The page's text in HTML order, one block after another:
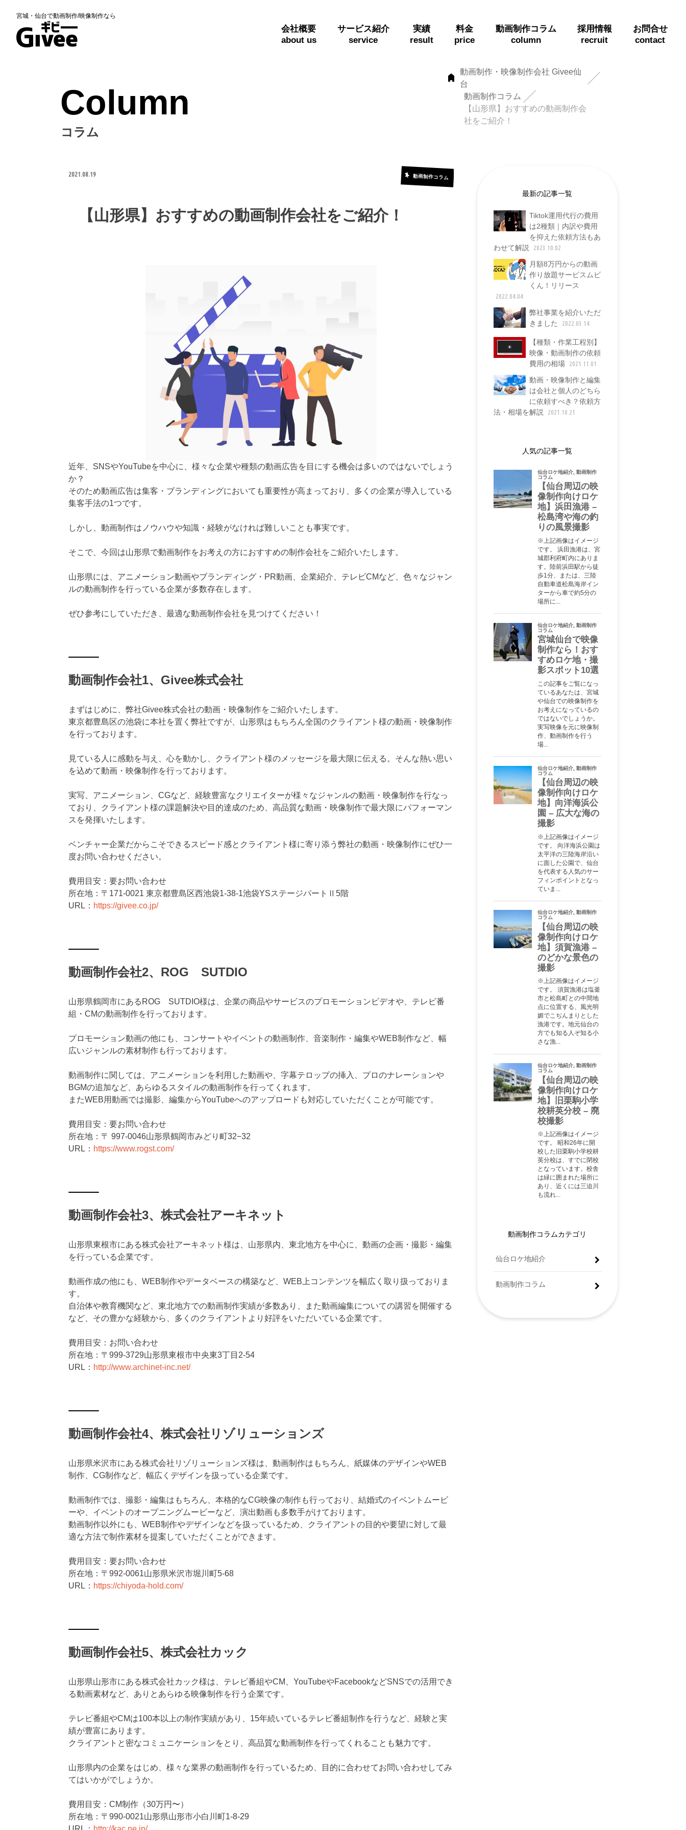
宮城・仙台で動画制作/映像制作なら
会社概要
about us
サービス紹介
service
実績
result
料金
price
動画制作コラム
column
採用情報
recruit
お問合せ
contact
Column
コラム
動画制作・映像制作会社 Givee仙
台
動画制作コラム
【山形県】おすすめの動画制作会
社をご紹介！
2021.08.19 動画制作コラム
【山形県】おすすめの動画制作会社をご紹介！
近年、SNSやYouTubeを中心に、様々な企業や種類の動画広告を目にする機会は多いのではないでしょう
か？
そのため動画広告は集客・ブランディングにおいても重要性が高まっており、多くの企業が導入している
集客手法の1つです。
しかし、動画制作はノウハウや知識・経験がなければ難しいことも事実です。
そこで、今回は山形県で動画制作をお考えの方におすすめの制作会社をご紹介いたします。
山形県には、アニメーション動画やブランディング・PR動画、企業紹介、テレビCMなど、色々なジャン
ルの動画制作を行っている企業が多数存在します。
ぜひ参考にしていただき、最適な動画制作会社を見つけてください！
動画制作会社1、Givee株式会社
まずはじめに、弊社Givee株式会社の動画・映像制作をご紹介いたします。
東京都豊島区の池袋に本社を置く弊社ですが、山形県はもちろん全国のクライアント様の動画・映像制作
を行っております。
見ている人に感動を与え、心を動かし、クライアント様のメッセージを最大限に伝える。そんな熱い思い
を込めて動画・映像制作を行っております。
実写、アニメーション、CGなど、経験豊富なクリエイターが様々なジャンルの動画・映像制作を行なっ
ており、クライアント様の課題解決や目的達成のため、高品質な動画・映像制作で最大限にパフォーマン
スを発揮いたします。
ベンチャー企業だからこそできるスピード感とクライアント様に寄り添う弊社の動画・映像制作にぜひ一
度お問い合わせください。
費用目安：要お問い合わせ
所在地：〒171-0021 東京都豊島区西池袋1-38-1池袋YSステージパートⅡ5階
URL： https://givee.co.jp/
動画制作会社2、ROG SUTDIO
山形県鶴岡市にあるROG SUTDIO様は、企業の商品やサービスのプロモーションビデオや、テレビ番
組・CMの動画制作を行っております。
プロモーション動画の他にも、コンサートやイベントの動画制作、音楽制作・編集やWEB制作など、幅
広いジャンルの素材制作も行っております。
動画制作に関しては、アニメーションを利用した動画や、字幕テロップの挿入、プロのナレーションや
BGMの追加など、あらゆるスタイルの動画制作を行ってくれます。
またWEB用動画では撮影、編集からYouTubeへのアップロードも対応していただくことが可能です。
費用目安：要お問い合わせ
所在地：〒 997-0046山形県鶴岡市みどり町32−32
URL： https://www.rogst.com/
動画制作会社3、株式会社アーキネット
山形県東根市にある株式会社アーキネット様は、山形県内、東北地方を中心に、動画の企画・撮影・編集
を行っている企業です。
動画作成の他にも、WEB制作やデータベースの構築など、WEB上コンテンツを幅広く取り扱っておりま
す。
自治体や教育機関など、東北地方での動画制作実績が多数あり、また動画編集についての講習を開催する
など、その豊かな経験から、多くのクライアントより好評をいただいている企業です。
費用目安：お問い合わせ
所在地：〒999-3729山形県東根市中央東3丁目2-54
URL： http://www.archinet-inc.net/
動画制作会社4、株式会社リゾリューションズ
山形県米沢市にある株式会社リゾリューションズ様は、動画制作はもちろん、紙媒体のデザインやWEB
制作、CG制作など、幅広くデザインを扱っている企業です。
動画制作では、撮影・編集はもちろん、本格的なCG映像の制作も行っており、結婚式のイベントムービ
ーや、イベントのオープニングムービーなど、演出動画も多数手がけております。
動画制作以外にも、WEB制作やデザインなどを扱っているため、クライアントの目的や要望に対して最
適な方法で制作素材を提案していただくことができます。
費用目安：要お問い合わせ
所在地：〒992-0061山形県米沢市堀川町5-68
URL： https://chiyoda-hold.com/
動画制作会社5、株式会社カック
山形県山形市にある株式会社カック様は、テレビ番組やCM、YouTubeやFacebookなどSNSでの活用でき
る動画素材など、ありとあらゆる映像制作を行う企業です。
テレビ番組やCMは100本以上の制作実績があり、15年続いているテレビ番組制作を行うなど、経験と実
績が豊富にあります。
クライアントと密なコミュニケーションをとり、高品質な動画制作を行ってくれることも魅力です。
山形県内の企業をはじめ、様々な業界の動画制作を行っているため、目的に合わせてお問い合わせしてみ
てはいかがでしょうか。
費用目安：CM制作（30万円〜）
所在地：〒990-0021山形県山形市小白川町1-8-29
最新の記事一覧
Tiktok運用代行の費用
は2種類｜内訳や費用
を抑えた依頼方法もあ
わせて解説
2023.10.02
月額8万円からの動画
作り放題サービスムビ
くん！リリース
2022.04.04
弊社事業を紹介いただ
きました
2022.03.14
【種類・作業工程別】
映像・動画制作の依頼
費用の相場
2021.11.01
動画・映像制作と編集
は会社と個人のどちら
に依頼すべき？依頼方
法・相場を解説
2021.10.21
人気の記事一覧
動画制作コラムカテゴリ
仙台ロケ地紹介
動画制作コラム